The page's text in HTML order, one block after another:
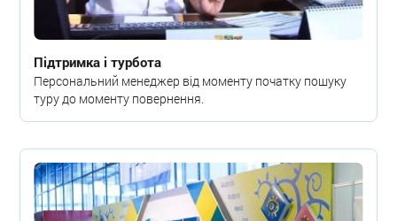
Підтримка і турбота
Персональний менеджер від моменту початку пошуку
туру до моменту повернення.